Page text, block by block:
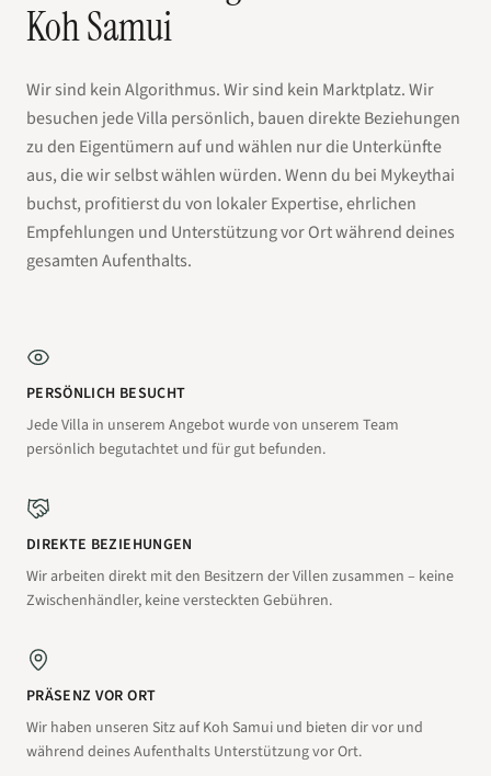
Koh Samui
Wir sind kein Algorithmus. Wir sind kein Marktplatz. Wir
besuchen jede Villa persönlich, bauen direkte Beziehungen
zu den Eigentümern auf und wählen nur die Unterkünfte
aus, die wir selbst wählen würden. Wenn du bei Mykeythai
buchst, profitierst du von lokaler Expertise, ehrlichen
Empfehlungen und Unterstützung vor Ort während deines
gesamten Aufenthalts.
PERSÖNLICH BESUCHT
Jede Villa in unserem Angebot wurde von unserem Team
persönlich begutachtet und für gut befunden.
DIREKTE BEZIEHUNGEN
Wir arbeiten direkt mit den Besitzern der Villen zusammen – keine
Zwischenhändler, keine versteckten Gebühren.
PRÄSENZ VOR ORT
Wir haben unseren Sitz auf Koh Samui und bieten dir vor und
während deines Aufenthalts Unterstützung vor Ort.